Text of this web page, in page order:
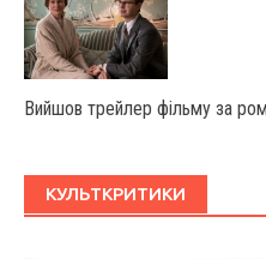
Вийшов трейлер фільму за
КУЛЬТКРИТИКИ